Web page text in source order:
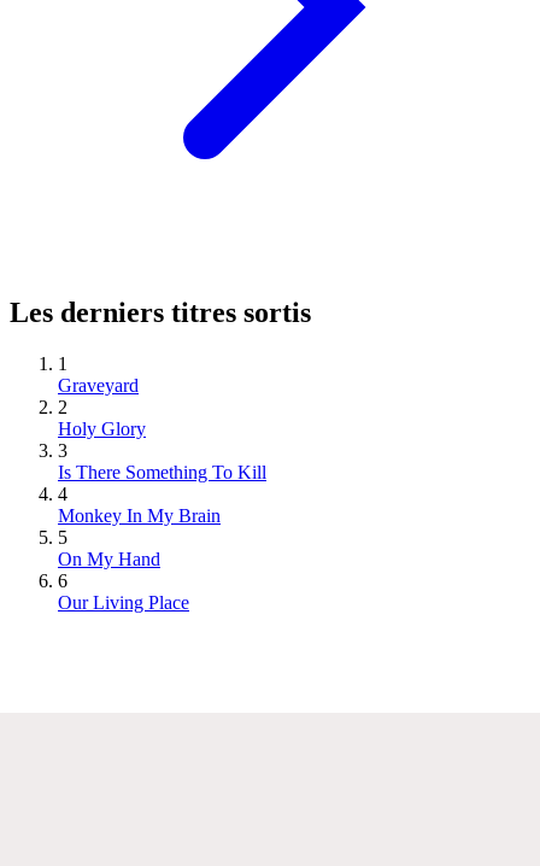
Les derniers titres sortis
1
Graveyard
2
Holy Glory
3
Is There Something To Kill
4
Monkey In My Brain
5
On My Hand
6
Our Living Place